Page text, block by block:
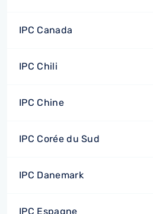
IPC Canada
IPC Chili
IPC Chine
IPC Corée du Sud
IPC Danemark
IPC Espagne